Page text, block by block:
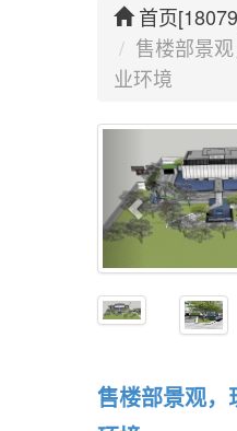
首页
售楼部景
业环境